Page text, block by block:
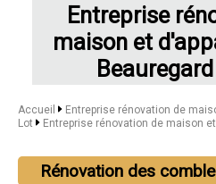
Entreprise
maison et
Accueil
Entreprise rénovation de
Lot
Entreprise rénovation de maison
Rénovation des